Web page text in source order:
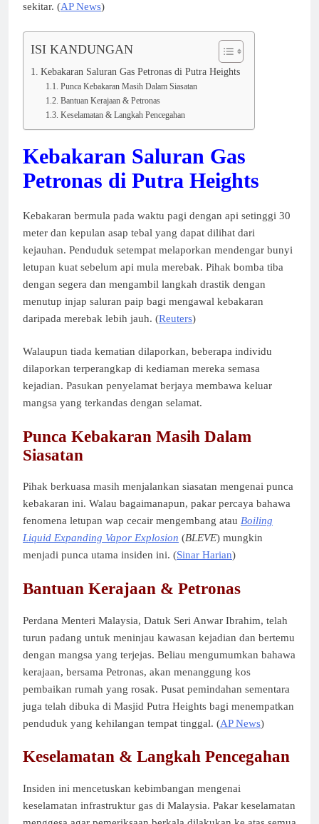
sekitar. (AP News)
ISI KANDUNGAN
Kebakaran Saluran Gas Petronas di Putra Heights
Punca Kebakaran Masih Dalam Siasatan
Bantuan Kerajaan & Petronas
Keselamatan & Langkah Pencegahan
Kebakaran Saluran Gas
Petronas di Putra Heights
Kebakaran bermula pada waktu pagi dengan api setinggi 30
meter dan kepulan asap tebal yang dapat dilihat dari
kejauhan. Penduduk setempat melaporkan mendengar bunyi
letupan kuat sebelum api mula merebak. Pihak bomba tiba
dengan segera dan mengambil langkah drastik dengan
menutup injap saluran paip bagi mengawal kebakaran
daripada merebak lebih jauh. (Reuters)
Walaupun tiada kematian dilaporkan, beberapa individu
dilaporkan terperangkap di kediaman mereka semasa
kejadian. Pasukan penyelamat berjaya membawa keluar
mangsa yang terkandas dengan selamat.
Punca Kebakaran Masih Dalam
Siasatan
Pihak berkuasa masih menjalankan siasatan mengenai punca
kebakaran ini. Walau bagaimanapun, pakar percaya bahawa
fenomena letupan wap cecair mengembang atau Boiling
Liquid Expanding Vapor Explosion (BLEVE) mungkin
menjadi punca utama insiden ini. (Sinar Harian)
Bantuan Kerajaan & Petronas
Perdana Menteri Malaysia, Datuk Seri Anwar Ibrahim, telah
turun padang untuk meninjau kawasan kejadian dan bertemu
dengan mangsa yang terjejas. Beliau mengumumkan bahawa
kerajaan, bersama Petronas, akan menanggung kos
pembaikan rumah yang rosak. Pusat pemindahan sementara
juga telah dibuka di Masjid Putra Heights bagi menempatkan
penduduk yang kehilangan tempat tinggal. (AP News)
Keselamatan & Langkah Pencegahan
Insiden ini mencetuskan kebimbangan mengenai
keselamatan infrastruktur gas di Malaysia. Pakar keselamatan